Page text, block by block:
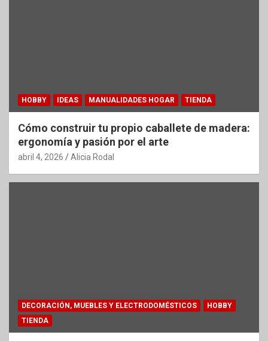
HOBBY IDEAS MANUALIDADES HOGAR TIENDA
Cómo construir tu propio caballete de madera:
ergonomía y pasión por el arte
abril 4, 2026 Alicia Rodal
DECORACIÓN, MUEBLES Y ELECTRODOMÉSTICOS
HOBBY
TIENDA